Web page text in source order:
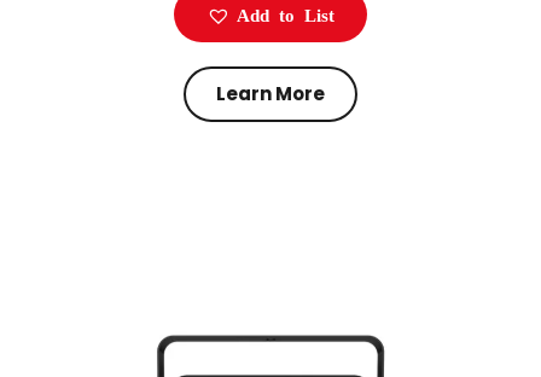
Add to List
Learn More